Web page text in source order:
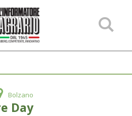
Bolzano
Day